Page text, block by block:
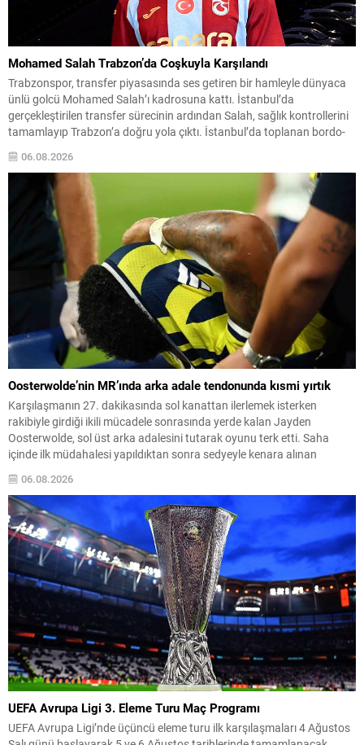
Mohamed Salah Trabzon’da Coşkuyla Karşılandı
Trabzonspor, transfer piyasasında ses getiren bir hamleyle dünyaca
ünlü golcü Mohamed Salah’ı kadrosuna kattı. İstanbul’da
gerçekleştirilen transfer sürecinin ardından Salah, sağlık kontrollerini
tamamlayıp Trabzon’a doğru yola çıktı. İstanbul’da toplanan bordo-
mavili taraftarların sevgi gösterileri eşliğinde karşılanan Mısırlı yıldız,
kulüp başkanı Ertuğrul Doğan ile birlikte Trabzon’a intikal etti.
Yolculuk ve karşılamada büyük...
06.08.2026
Oosterwolde’nin MR’ında arka adale tendonunda kısmi yırtık
Karşılaşmanın 27. dakikasında sol kanattan ilerlemek isterken
rakibiyle girdiği ikili mücadele sonrasında yerde kalan Jayden
Oosterwolde, sol üst arka adalesini tutarak oyunu terk etti. Saha
içinde ilk müdahalesi yapıldıktan sonra sedyeyle kenara alınan
oyuncu, 30. dakikada Archie Brown ile değiştirildi. Olayın ardından
yapılan sağlık kontrolleri ve görüntülemeler neticesinde Fenerbahçe
tarafından...
06.08.2026
UEFA Avrupa Ligi 3. Eleme Turu Maç Programı
UEFA Avrupa Ligi’nde üçüncü eleme turu ilk karşılaşmaları 4 Ağustos